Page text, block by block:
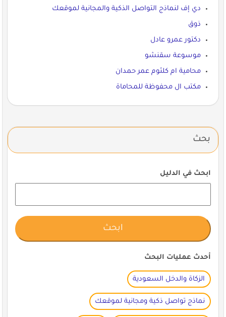
دي إف لنماذج التواصل الذكية والمجانية لموقعك
ذوق
دكتور عمرو عادل
موسوعة سقنشو
محامية ام كلثوم عمر حمدان
مكتب ال محفوظة للمحاماة
بحث
ابحث في الدليل
أحدث عمليات البحث
الزكاة والدخل السعودية
نماذج تواصل ذكية ومجانية لموقعك